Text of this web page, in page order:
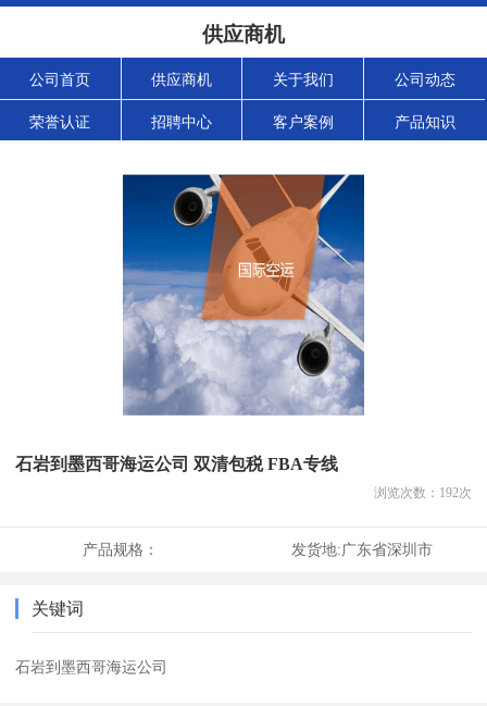
供应商机
公司首页 供应商机 关于我们 公司动态
荣誉认证 招聘中心 客户案例 产品知识
石岩到墨西哥海运公司 双清包税 FBA专线
浏览次数： 192次
产品规格： 发货地:广东省深圳市
关键词
石岩到墨西哥海运公司